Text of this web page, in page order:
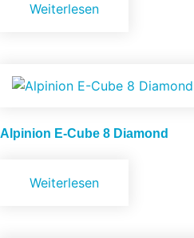
Weiterlesen
Alpinion E-Cube 8 Diamond
Weiterlesen